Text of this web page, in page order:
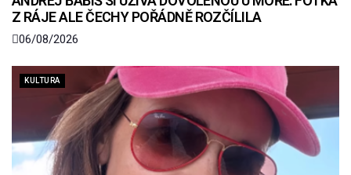
Z RÁJE ALE ČECHY POŘÁDNĚ ROZČÍLILA
06/08/2026
KULTURA